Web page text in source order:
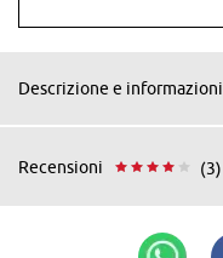
Descrizione e informazioni
Recensioni (3)